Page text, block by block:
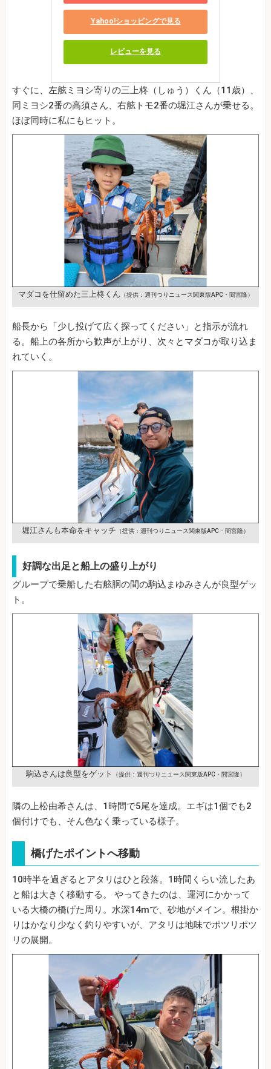
Yahoo!ショッピングで見る
レビューを見る
すぐに、左舷ミヨシ寄りの三上柊（しゅう）くん（11歳）、
同ミヨシ2番の高須さん、右舷トモ2番の堀江さんが乗せる。
ほぼ同時に私にもヒット。
マダコを仕留めた三上柊くん （提供：週刊つりニュース関東版APC・間宮隆）
船長から「少し投げて広く探ってください」と指示が流れ
る。船上の各所から歓声が上がり、次々とマダコが取り込ま
れていく。
堀江さんも本命をキャッチ （提供：週刊つりニュース関東版APC・間宮隆）
好調な出足と船上の盛り上がり
グループで乗船した右舷胴の間の駒込まゆみさんが良型ゲッ
ト。
駒込さんは良型をゲット （提供：週刊つりニュース関東版APC・間宮隆）
隣の上松由希さんは、1時間で5尾を達成。エギは1個でも2
個付けでも、そん色なく乗っている様子。
橋げたポイントへ移動
10時半を過ぎるとアタリはひと段落。1時間くらい流したあ
と船は大きく移動する。 やってきたのは、運河にかかって
いる大橋の橋げた周り。水深14mで、砂地がメイン。根掛か
りはかなり少なく釣りやすいが、アタリは地味でポツリポツ
リの展開。